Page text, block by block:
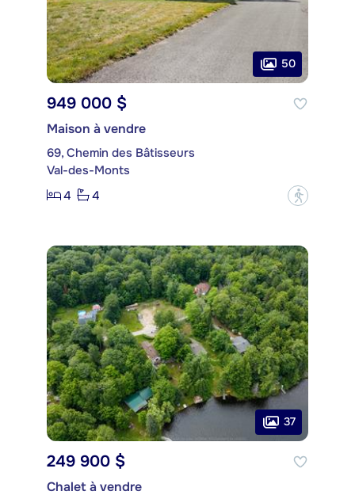
50
949 000 $
Maison à vendre
69, Chemin des Bâtisseurs
Val-des-Monts
4
4 ?
37
249 900 $
Chalet à vendre